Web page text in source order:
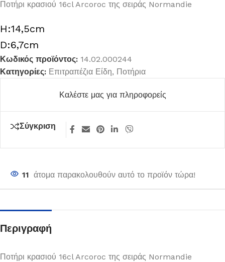
Ποτήρι κρασιού 16cl Arcoroc της σειράς Normandie
H:14,5cm
D:6,7cm
Κωδικός προϊόντος: 14.02.000244
Κατηγορίες: Επιτραπέζια Είδη, Ποτήρια
Καλέστε μας για πληροφορείς
Σύγκριση
11 άτομα παρακολουθούν αυτό το προϊόν τώρα!
Περιγραφή
Ποτήρι κρασιού 16cl Arcoroc της σειράς Normandie